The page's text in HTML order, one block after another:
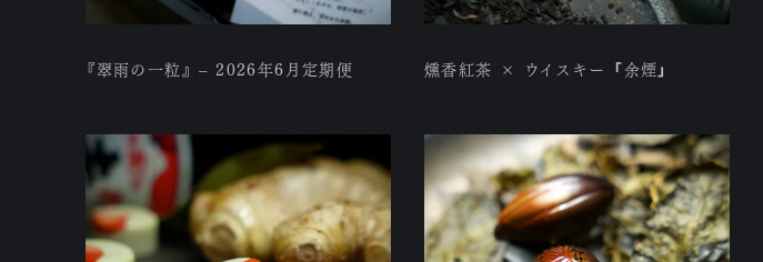
『翠雨の一粒』 – 2026年6月定期便 燻香紅茶 × ウイスキー 「余煙」